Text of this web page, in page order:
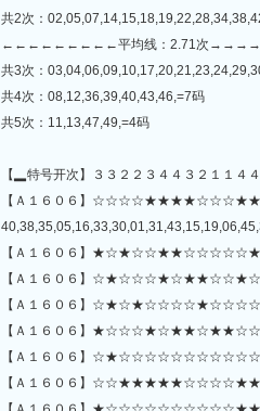
共2次：
←←←←←←←←←平均线：2.71次
共3次：
共4次：08,12,36,39,40,43,46,=7码
共5次：11,13,47,49,=4码
【▂特号开次】３３２２３４４３２１１４
【Ａ１６０６】
【Ａ１６０６】
【Ａ１６０６】
【Ａ１６０６】
【Ａ１６０６】
【Ａ１６０６】
【Ａ１６０６】